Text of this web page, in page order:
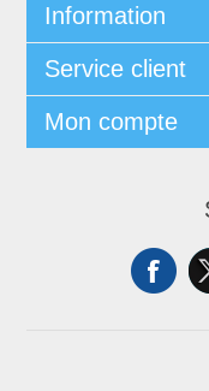
Information
Service client
Mon compte